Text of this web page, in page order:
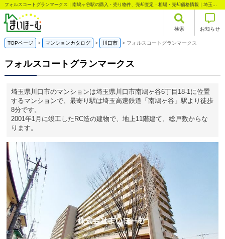
フォルスコートグランマークス｜南鳩ヶ谷駅の購入・売り物件、売却査定・相場・売却価格情報｜埼玉県川口市南鳩ヶ谷6丁目のマンション情報｜まいほーむ
検索 お知らせ
TOPページ マンションカタログ 川口市 フォルスコートグランマークス
フォルスコートグランマークス
埼玉県川口市のマンションは埼玉県川口市南鳩ヶ谷6丁目18-1に位置
するマンションで、最寄り駅は埼玉高速鉄道「南鳩ヶ谷」駅より徒歩
8分です。
2001年1月に竣工したRC造の建物で、地上11階建て、総戸数からな
ります。